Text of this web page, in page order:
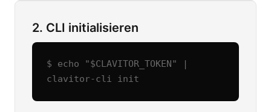
2. CLI initialisieren
$ echo "$CLAVITOR_TOKEN" |
clavitor-cli init